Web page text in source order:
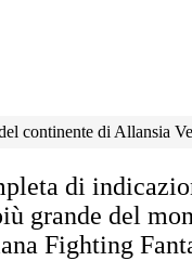
continente di Allansia
di
grande del
Fighting